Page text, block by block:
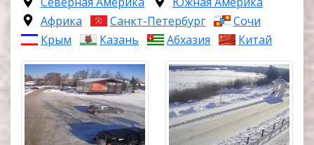
Африка
Санкт-Петербург
Сочи
Крым
Казань Абхазия Китай